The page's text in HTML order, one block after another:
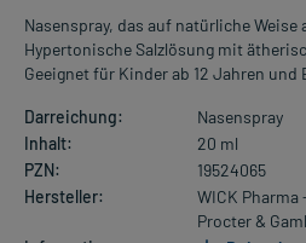
Nasenspray, das auf natürliche
Hypertonische Salzlösung mit
Geeignet für Kinder ab 12 Jahren und
Darreichung:
Nasenspray
Inhalt:
20 ml
PZN:
19524065
Hersteller:
WICK
Procter &